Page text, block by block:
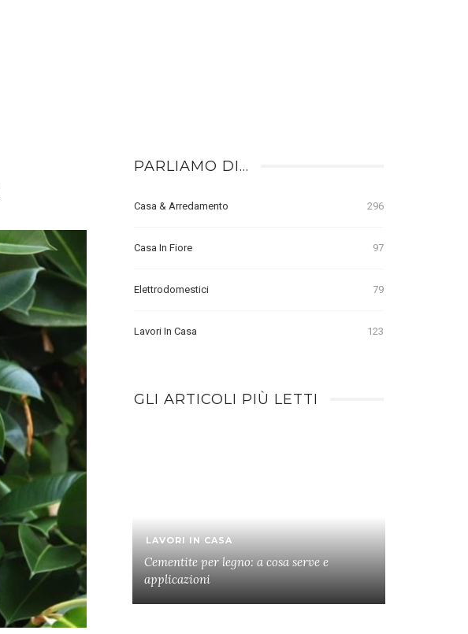
PARLIAMO DI…
Casa & Arredamento 296
Casa In Fiore 97
Elettrodomestici 79
Lavori In Casa 123
GLI ARTICOLI PIÙ LETTI
LAVORI IN CASA
Cementite per legno: a cosa serve e
applicazioni